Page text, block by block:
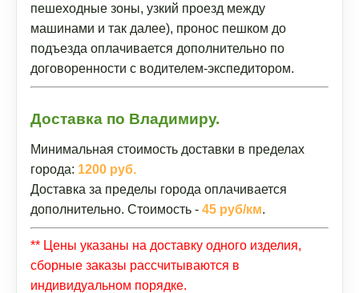
пешеходные зоны, узкий проезд между
машинами и так далее), пронос пешком до
подъезда оплачивается дополнительно по
договоренности с водителем-экспедитором.
Доставка по Владимиру.
Минимальная стоимость доставки в пределах
города: 1200 руб.
Доставка за пределы города оплачивается
дополнительно. Стоимость - 45 руб/км.
** Цены указаны на доставку одного изделия,
сборные заказы рассчитываются в
индивидуальном порядке.